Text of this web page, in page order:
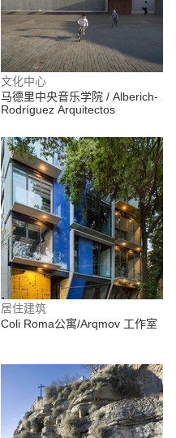
文化中心
马德里中央音乐学院 / Alberich-
Rodríguez Arquitectos
居住建筑
Coli Roma公寓/Arqmov 工作室